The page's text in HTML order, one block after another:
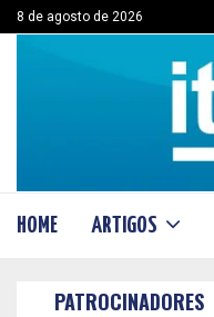
8 de agosto de 2026
HOME ARTIGOS
PATROCINADORES